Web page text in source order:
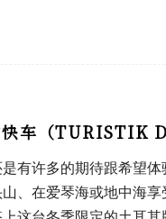
车（TURISTIK
有许多的期待跟希望
、在爱琴海或地中海